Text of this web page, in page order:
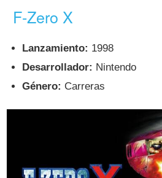
F-Zero X
Lanzamiento: 1998
Desarrollador: Nintendo
Género: Carreras